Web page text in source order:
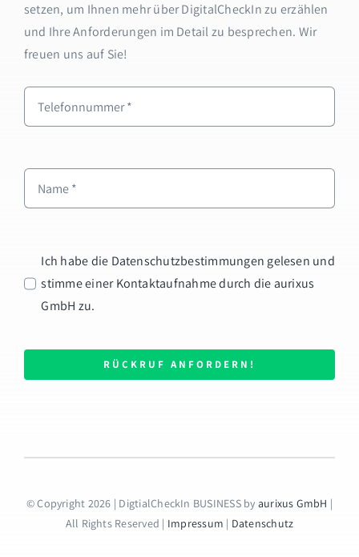
setzen, um Ihnen mehr über DigitalCheckIn zu erzählen
und Ihre Anforderungen im Detail zu besprechen. Wir
freuen uns auf Sie!
Ich habe die Datenschutzbestimmungen gelesen und
stimme einer Kontaktaufnahme durch die aurixus
GmbH zu.
RÜCKRUF ANFORDERN!
© Copyright 2026 | DigtialCheckIn BUSINESS by aurixus GmbH |
All Rights Reserved | Impressum | Datenschutz